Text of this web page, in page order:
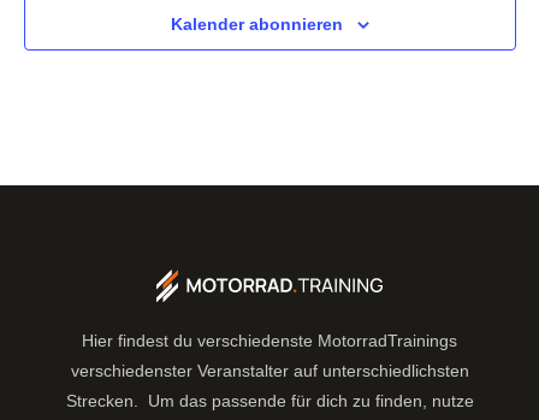
Kalender abonnieren
Hier findest du verschiedenste MotorradTrainings
verschiedenster Veranstalter auf unterschiedlichsten
Strecken. Um das passende für dich zu finden, nutze